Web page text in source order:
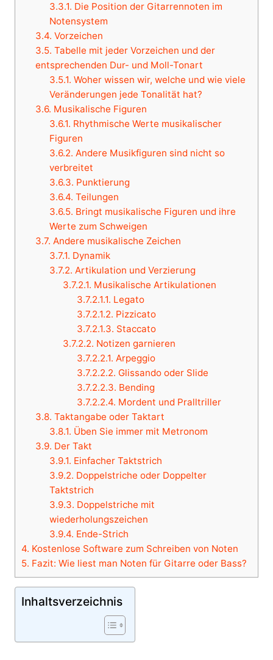
3.3.1. Die Position der Gitarrennoten im
Notensystem
3.4. Vorzeichen
3.5. Tabelle mit jeder Vorzeichen und der
entsprechenden Dur- und Moll-Tonart
3.5.1. Woher wissen wir, welche und wie viele
Veränderungen jede Tonalität hat?
3.6. Musikalische Figuren
3.6.1. Rhythmische Werte musikalischer
Figuren
3.6.2. Andere Musikfiguren sind nicht so
verbreitet
3.6.3. Punktierung
3.6.4. Teilungen
3.6.5. Bringt musikalische Figuren und ihre
Werte zum Schweigen
3.7. Andere musikalische Zeichen
3.7.1. Dynamik
3.7.2. Artikulation und Verzierung
3.7.2.1. Musikalische Artikulationen
3.7.2.1.1. Legato
3.7.2.1.2. Pizzicato
3.7.2.1.3. Staccato
3.7.2.2. Notizen garnieren
3.7.2.2.1. Arpeggio
3.7.2.2.2. Glissando oder Slide
3.7.2.2.3. Bending
3.7.2.2.4. Mordent und Pralltriller
3.8. Taktangabe oder Taktart
3.8.1. Üben Sie immer mit Metronom
3.9. Der Takt
3.9.1. Einfacher Taktstrich
3.9.2. Doppelstriche oder Doppelter
Taktstrich
3.9.3. Doppelstriche mit
wiederholungszeichen
3.9.4. Ende-Strich
4. Kostenlose Software zum Schreiben von Noten
5. Fazit: Wie liest man Noten für Gitarre oder Bass?
Inhaltsverzeichnis